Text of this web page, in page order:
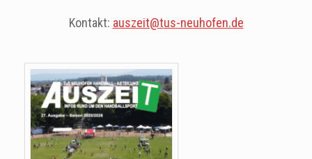
Kontakt: auszeit@tus-neuhofen.de